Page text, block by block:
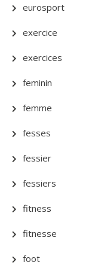
eurosport
exercice
exercices
feminin
femme
fesses
fessier
fessiers
fitness
fitnesse
foot